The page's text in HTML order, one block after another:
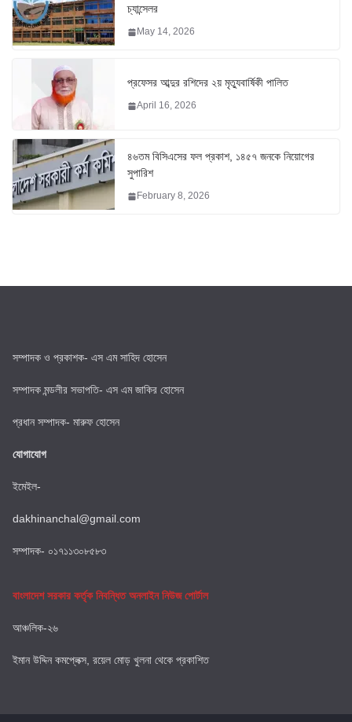
চ্যান্সেলর
May 14, 2026
প্রফেসর আব্দুর রশিদের ২য় মৃত্যুবার্ষিকী পালিত
April 16, 2026
৪৬তম বিসিএসের ফল প্রকাশ, ১৪৫৭ জনকে নিয়োগের
সুপারিশ
February 8, 2026
সম্পাদক ও প্রকাশক- এস এম সাহিদ হোসেন
সম্পাদক মন্ডলীর সভাপতি- এস এম জাকির হোসেন
প্রধান সম্পাদক- মারুফ হোসেন
যোগাযোগ
ইমেইল-
dakhinanchal@gmail.com
সম্পাদক- ০১৭১১৩০৮৫৮৩
বাংলাদেশ সরকার কর্তৃক নিবন্ধিত অনলাইন নিউজ পোর্টাল
আঞ্চলিক-২৬
ইমান উদ্দিন কমপ্লেক্স, রয়েল মোড় খুলনা থেকে প্রকাশিত